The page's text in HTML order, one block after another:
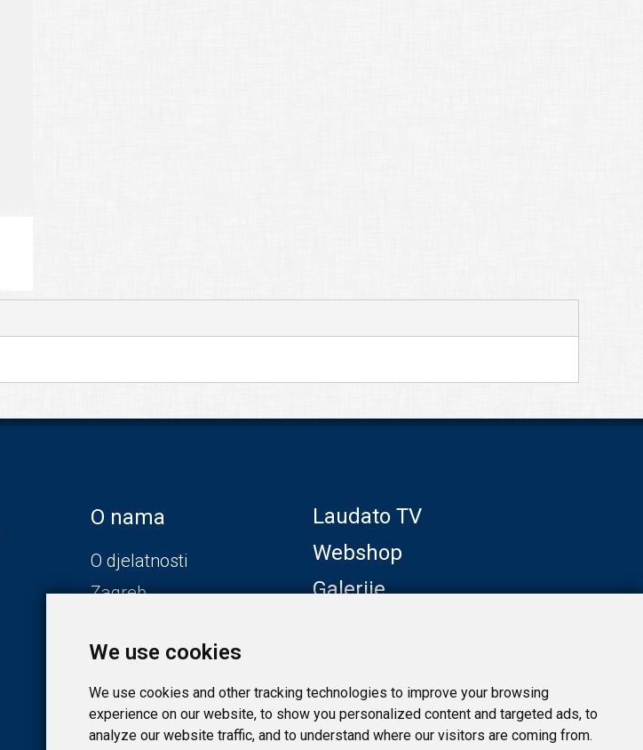
We use cookies
We use cookies and other tracking technologies to improve your browsing
experience on our website, to show you personalized content and targeted ads, to
analyze our website traffic, and to understand where our visitors are coming from.
O nama
O djelatnosti
Zagreb
Laudato TV
Webshop
Galerije